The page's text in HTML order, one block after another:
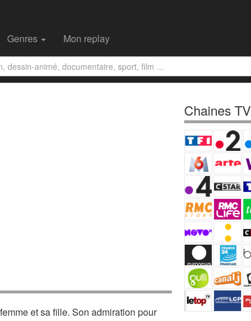
Genres Mon replay
et sa fille. Son admiration pour
Chaines TV